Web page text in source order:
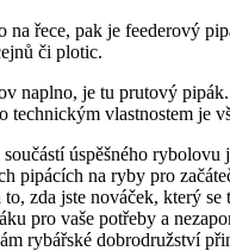
řece, pak je feederový
či plotic.
je tu prutový
vlastnostem je
úspěšného
pipácích na ryby pro
zda jste nováček, který
pro vaše potřeby a
rybářské dobrodružství